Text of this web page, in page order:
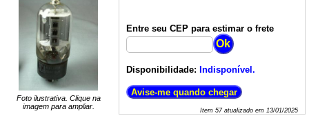
Foto ilustrativa. Clique na
imagem para ampliar.
Entre seu CEP para estimar o frete
Disponibilidade: Indisponível.
Item 57atualizado em 13/01/2025